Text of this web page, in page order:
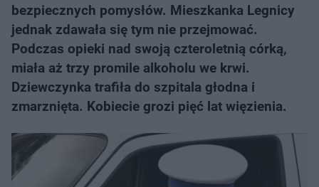
bezpiecznych pomysłów. Mieszkanka Legnicy
jednak zdawała się tym nie przejmować.
Podczas opieki nad swoją czteroletnią córką,
miała aż trzy promile alkoholu we krwi.
Dziewczynka trafiła do szpitala głodna i
zmarznięta. Kobiecie grozi pięć lat więzienia.